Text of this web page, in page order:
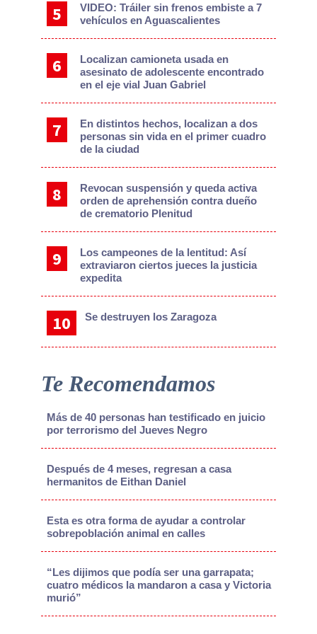
VIDEO: Tráiler sin frenos embiste a 7
vehículos en Aguascalientes
Localizan camioneta usada en
asesinato de adolescente encontrado
en el eje vial Juan Gabriel
En distintos hechos, localizan a dos
personas sin vida en el primer cuadro
de la ciudad
Revocan suspensión y queda activa
orden de aprehensión contra dueño
de crematorio Plenitud
Los campeones de la lentitud: Así
extraviaron ciertos jueces la justicia
expedita
Se destruyen los Zaragoza
Te Recomendamos
Más de 40 personas han testificado en juicio
por terrorismo del Jueves Negro
Después de 4 meses, regresan a casa
hermanitos de Eithan Daniel
Esta es otra forma de ayudar a controlar
sobrepoblación animal en calles
“Les dijimos que podía ser una garrapata;
cuatro médicos la mandaron a casa y Victoria
murió”